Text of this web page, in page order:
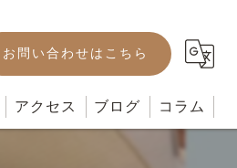
お問い合わせはこちら
アクセス ブログ コラム